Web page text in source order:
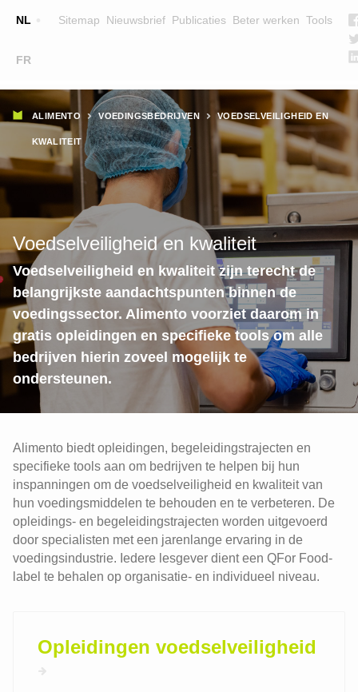
NL
FR
Sitemap Nieuwsbrief Publicaties Beter werken Tools
Main
navigation
OPLEIDINGEN
LESGEVERS
WIE ZIJN WE
CONTACT
ZOEK EEN OPLEIDING
Kruimelpad
ALIMENTO VOEDINGSBEDRIJVEN VOEDSELVEILIGHEID EN
KWALITEIT
Voedselveiligheid en kwaliteit
Voedselveiligheid en kwaliteit zijn terecht de
belangrijkste aandachtspunten binnen de
voedingssector. Alimento voorziet daarom in
gratis opleidingen en specifieke tools om alle
bedrijven hierin zoveel mogelijk te
ondersteunen.
Alimento biedt opleidingen, begeleidingstrajecten en
specifieke tools aan om bedrijven te helpen bij hun
inspanningen om de voedselveiligheid en kwaliteit van
hun voedingsmiddelen te behouden en te verbeteren. De
opleidings- en begeleidingstrajecten worden uitgevoerd
door specialisten met een jarenlange ervaring in de
voedingsindustrie. Iedere lesgever dient een QFor Food-
label te behalen op organisatie- en individueel niveau.
Opleidingen voedselveiligheid